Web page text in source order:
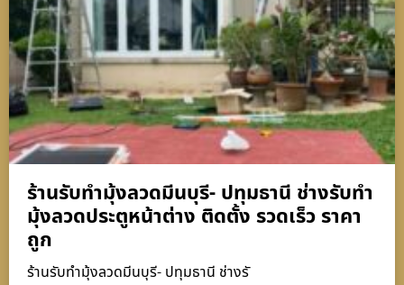
ร้านรับทำมุ้งลวดมีนบุรี- ปทุมธานี ช่างรับทำ
มุ้งลวดประตูหน้าต่าง ติดตั้ง รวดเร็ว ราคา
ถูก
ร้านรับทำมุ้งลวดมีนบุรี- ปทุมธานี ช่างรั